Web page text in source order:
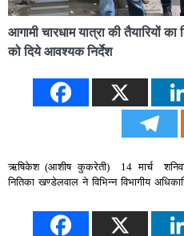
आगामी चारधाम यात्रा की तैयारियों
को दिये आवश्यक निर्देश
ऋषिकेश (आशीष कुकरेती) 14 मार्च
नितिका खण्डेलवाल ने विभिन्न विभागीय